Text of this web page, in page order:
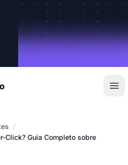
/
Click? Guia Completo sobre